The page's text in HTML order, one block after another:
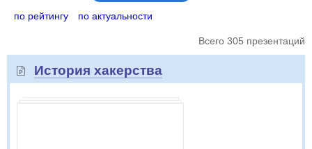
по рейтингу по актуальности
Всего 305 презентаций
История хакерства